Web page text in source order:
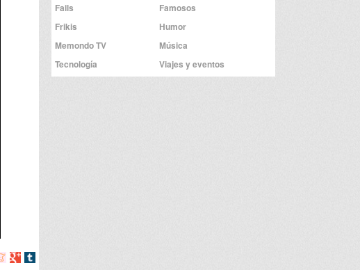
Compartir
Compartir
Compartir
Fails
Famosos
Frikis
Humor
Memondo TV
Música
Tecnología
Viajes y eventos